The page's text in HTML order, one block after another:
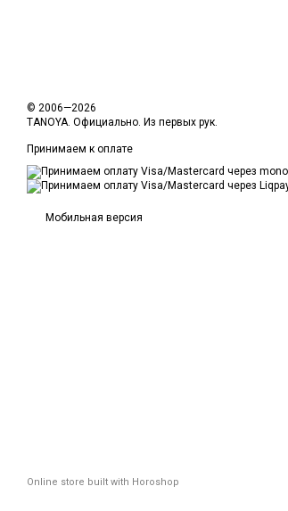
© 2006—2026
TANOYA. Официально. Из первых рук.
Принимаем к оплате
Мобильная версия
Online store built with Horoshop